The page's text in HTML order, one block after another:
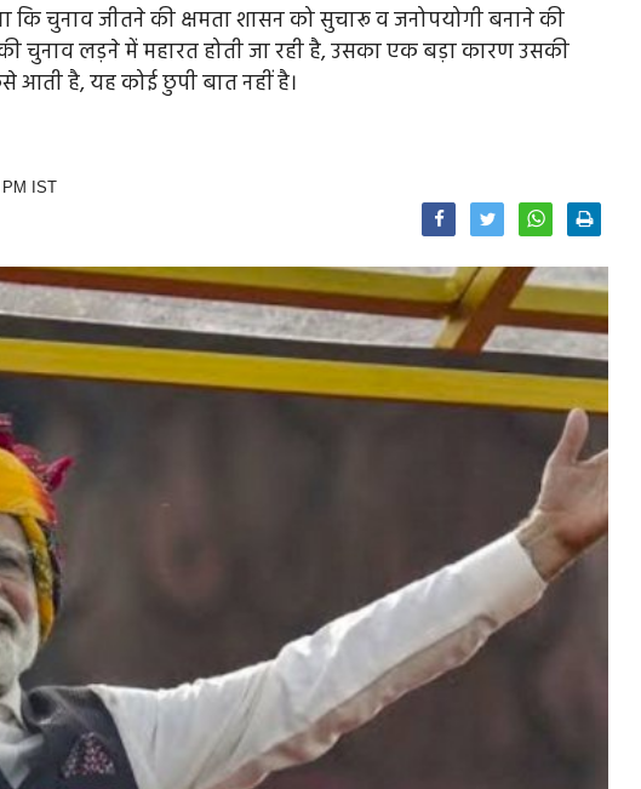
चुनाव जीतने की क्षमता शासन को सुचारू व जनोपयोगी बनाने की
चुनाव लड़ने में महारत होती जा रही है, उसका एक बड़ा कारण उसकी
आती है, यह कोई छुपी बात नहीं है।
PM IST